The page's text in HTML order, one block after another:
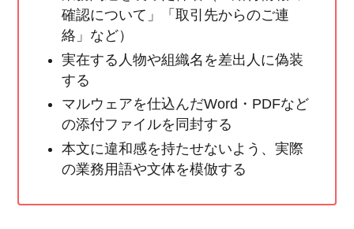
確認について」「取引先からのご連
絡」など）
実在する人物や組織名を差出人に偽装
する
マルウェアを仕込んだWord・PDFなど
の添付ファイルを同封する
本文に違和感を持たせないよう、実際
の業務用語や文体を模倣する